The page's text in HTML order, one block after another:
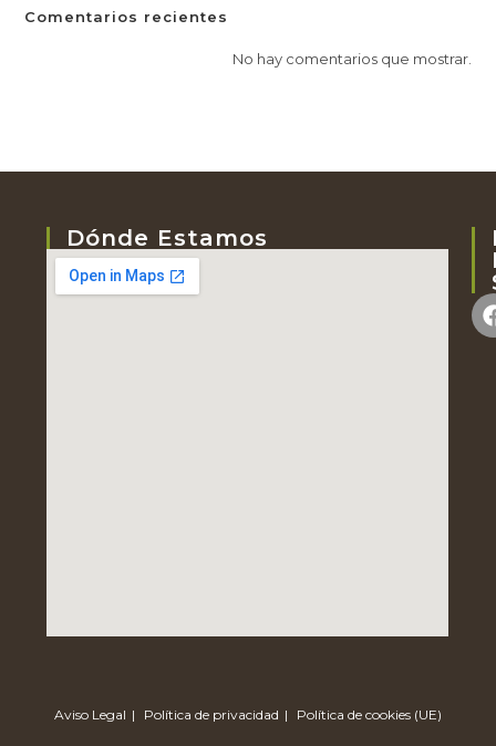
Comentarios recientes
No hay comentarios que mostrar.
Dónde Estamos
Aviso Legal Política de privacidad Política de cookies (UE)